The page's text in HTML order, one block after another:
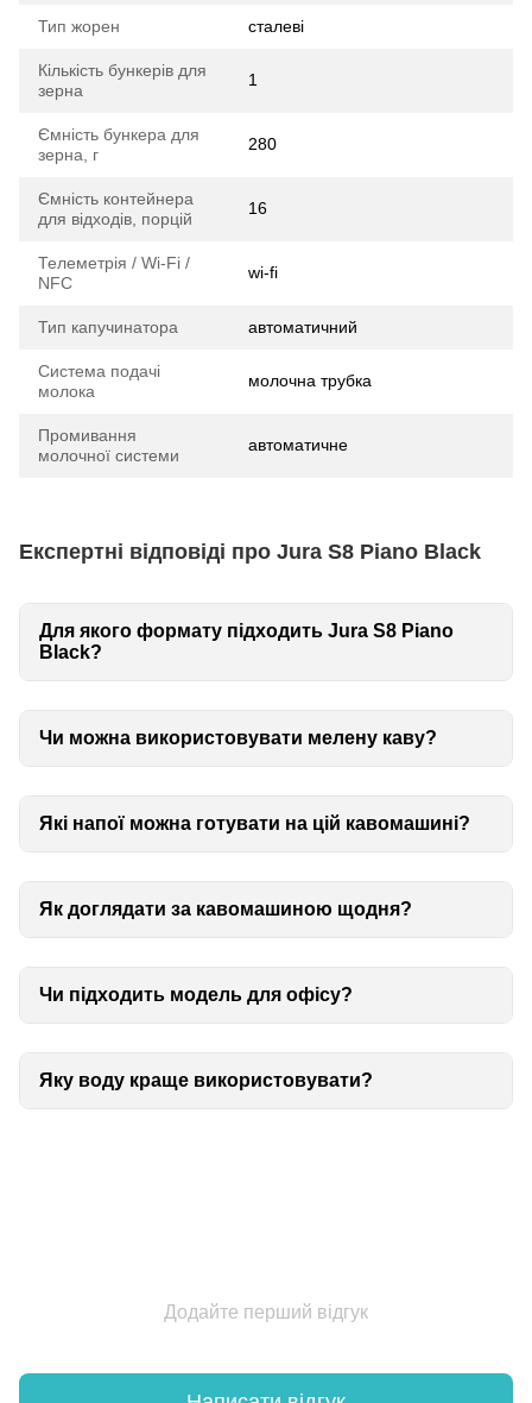
Тип жорен сталеві
Кількість бункерів для
зерна
1
Ємність бункера для
зерна, г
280
Ємність контейнера
для відходів, порцій
16
Телеметрія / Wi-Fi /
NFC
wi-fi
Тип капучинатора автоматичний
Система подачі
молока
молочна трубка
Промивання
молочної системи
автоматичне
Експертні відповіді про Jura S8 Piano Black
Для якого формату підходить Jura S8 Piano
Black?
Чи можна використовувати мелену каву?
Які напої можна готувати на цій кавомашині?
Як доглядати за кавомашиною щодня?
Чи підходить модель для офісу?
Яку воду краще використовувати?
Додайте перший відгук